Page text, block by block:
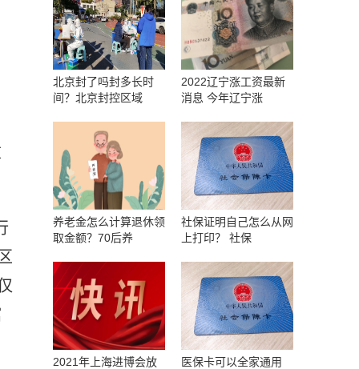
北京封了吗封多长时
间？北京封控区域
2022辽宁涨工资最新
消息 今年辽宁涨
养老金怎么计算退休领
取金额？70后养
社保证明自己怎么从网
上打印？ 社保
2021年上海进博会放
医保卡可以全家通用